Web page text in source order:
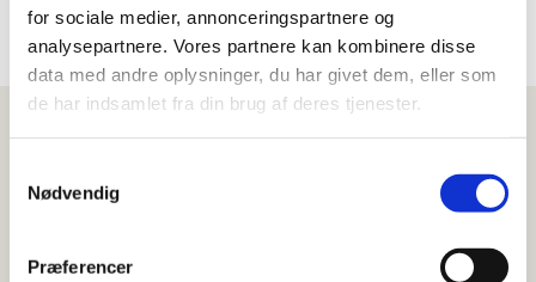
for sociale medier, annonceringspartnere og
analysepartnere. Vores partnere kan kombinere disse
data med andre oplysninger, du har givet dem, eller som
de har indsamlet fra din brug af deres tjenester.
Nødvendig
Præferencer